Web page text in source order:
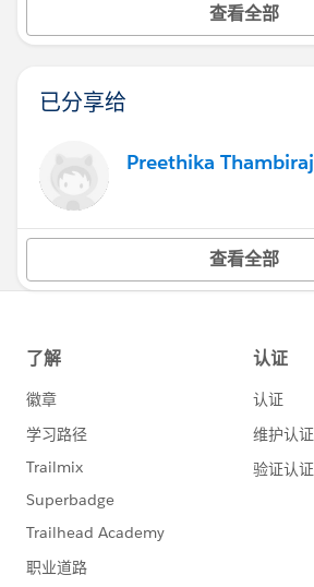
查看全部
已分享给
Preethika Thambiraj
查看全部